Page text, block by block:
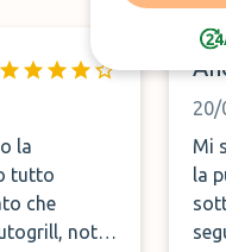
la
tutto
che
noto
20/
Mi
la